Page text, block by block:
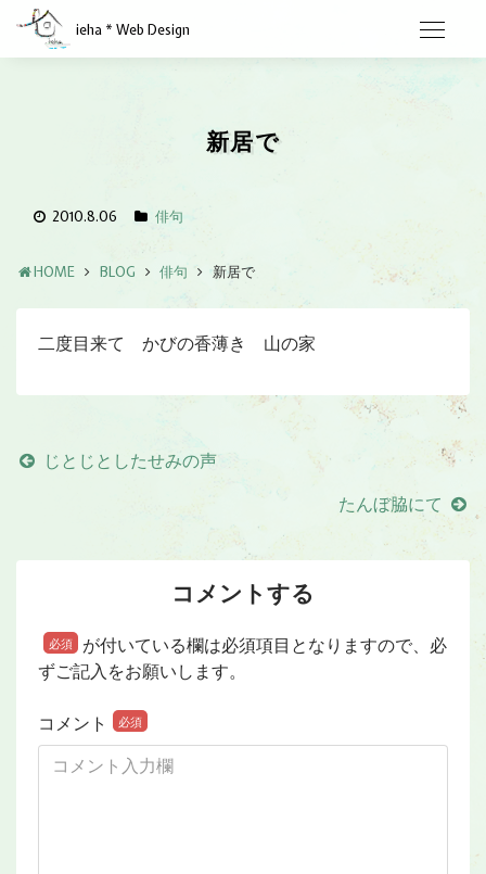
ieha * Web Design
新居で
2010.8.06 俳句
HOME BLOG 俳句 新居で
二度目来て かびの香薄き 山の家
じとじとしたせみの声
たんぼ脇にて
コメントする
必須
が付いている欄は必須項目となりますので、必
ずご記入をお願いします。
コメント 必須